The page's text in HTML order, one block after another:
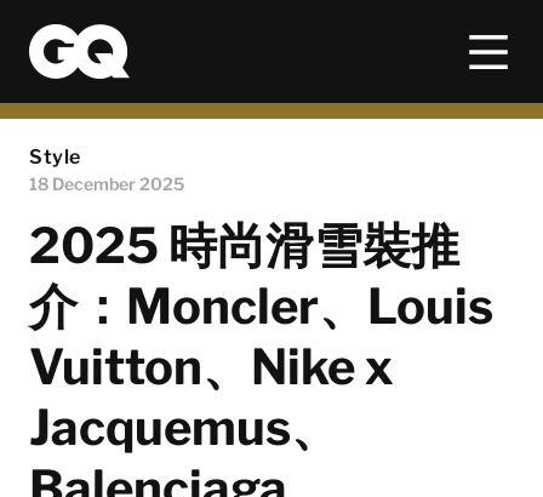
Style
18 December 2025
2025 時尚滑雪裝推
介：Moncler、Louis
Vuitton、Nike x
Jacquemus、